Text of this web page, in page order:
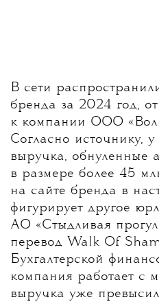
В сети
бренда за 2024 год,
к компании ООО
Согласно источнику,
выручка, обнуленные
в размере более 45
на сайте бренда в
фигурирует другое
АО «Стыдливая
перевод Walk Of
Бухгалтерской
компания работает с
выручка уже